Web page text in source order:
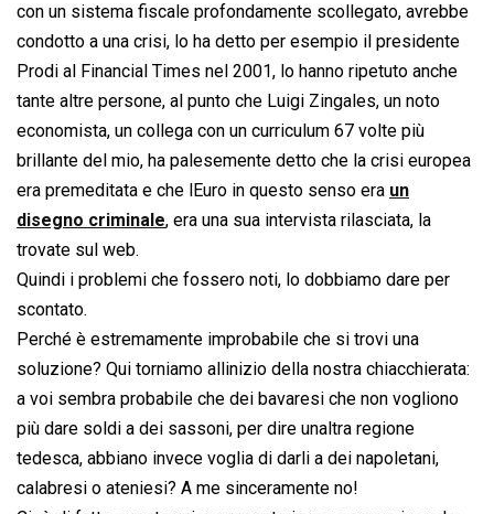
con un sistema fiscale profondamente scollegato, avrebbe
condotto a una crisi, lo ha detto per esempio il presidente
Prodi al Financial Times nel 2001, lo hanno ripetuto anche
tante altre persone, al punto che Luigi Zingales, un noto
economista, un collega con un curriculum 67 volte più
brillante del mio, ha palesemente detto che la crisi europea
era premeditata e che lEuro in questo senso era un
disegno criminale, era una sua intervista rilasciata, la
trovate sul web.
Quindi i problemi che fossero noti, lo dobbiamo dare per
scontato.
Perché è estremamente improbabile che si trovi una
soluzione? Qui torniamo allinizio della nostra chiacchierata:
a voi sembra probabile che dei bavaresi che non vogliono
più dare soldi a dei sassoni, per dire unaltra regione
tedesca, abbiano invece voglia di darli a dei napoletani,
calabresi o ateniesi? A me sinceramente no!